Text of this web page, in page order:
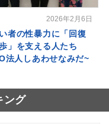
2026年2月6日
者の性暴力に「回復
」を支える人たち
法人しあわせなみだ~
ング